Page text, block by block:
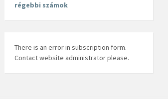
régebbi számok
There is an error in subscription form.
Contact website administrator please.